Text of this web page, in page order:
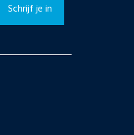
Schrijf je in